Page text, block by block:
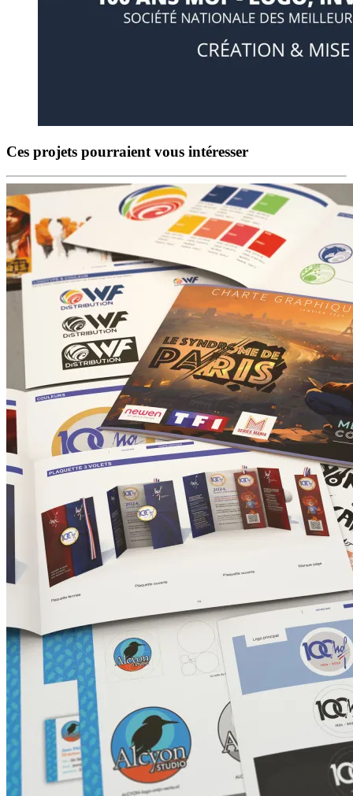
Ces projets pourraient vous intéresser